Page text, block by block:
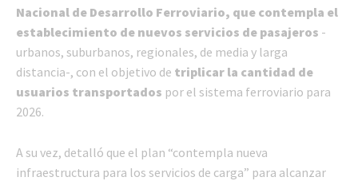
Nacional de Desarrollo Ferroviario, que contempla el
establecimiento de nuevos servicios de pasajeros -
urbanos, suburbanos, regionales, de media y larga
distancia-, con el objetivo de triplicar la cantidad de
usuarios transportados por el sistema ferroviario para
2026.
A su vez, detalló que el plan “contempla nueva
infraestructura para los servicios de carga” para alcanzar